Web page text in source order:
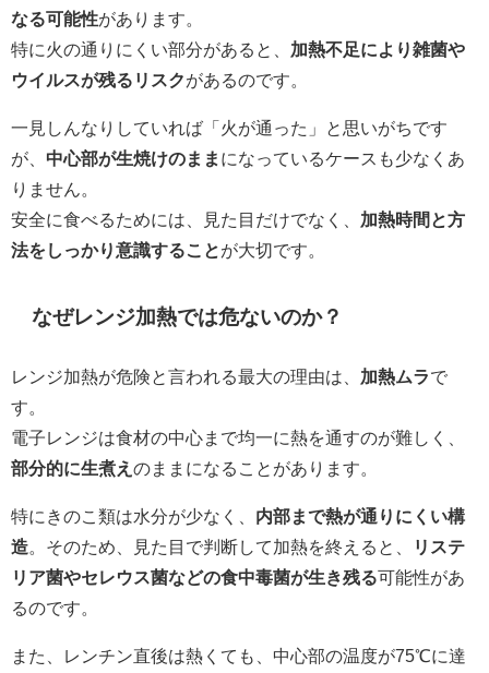
なる可能性があります。
特に火の通りにくい部分があると、 加熱不足により雑菌や
ウイルスが残るリスクがあるのです。
一見しんなりしていれば「火が通った」と思いがちです
が、 中心部が生焼けのまま になっているケースも少なくあ
りません。
安全に食べるためには、見た目だけでなく、 加熱時間と方
法をしっかり意識することが大切です。
なぜレンジ加熱では危ないのか？
レンジ加熱が危険と言われる最大の理由は、 加熱ムラで
す。
電子レンジは食材の中心まで均一に熱を通すのが難しく、
部分的に生煮え のままになることがあります。
特にきのこ類は水分が少なく、 内部まで熱が通りにくい構
造 。そのため、見た目で判断して加熱を終えると、
リステ
リア菌やセレウス菌などの食中毒菌が生き残る可能性があ
るのです。
また、レンチン直後は熱くても、中心部の温度が75℃に達